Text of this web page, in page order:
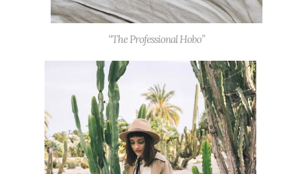
“The Professional Hobo”